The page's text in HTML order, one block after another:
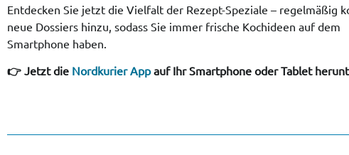
Entdecken Sie jetzt die Vielfalt der Rezept-Speziale – regelmäßig
neue Dossiers hinzu, sodass Sie immer frische Kochideen auf dem
Smartphone haben.
👉 Jetzt die Nordkurier Appauf Ihr Smartphone oder Tablet